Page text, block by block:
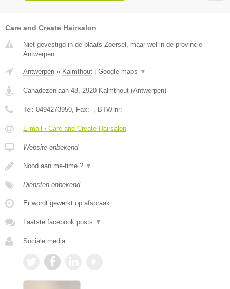
Care and Create Hairsalon
Niet gevestigd in de plaats Zoersel, maar wel in de provincie
Antwerpen.
Antwerpen » Kalmthout Google maps ▼
Canadezenlaan 48 2920 Kalmthout (Antwerpen)
Tel: 0494273950 , Fax: - , BTW-nr: -
E-mail › Care and Create Hairsalon
Website onbekend
Nood aan me-time ? ▼
Diensten onbekend
Er wordt gewerkt op afspraak.
Laatste facebook posts ▼
Sociale media: